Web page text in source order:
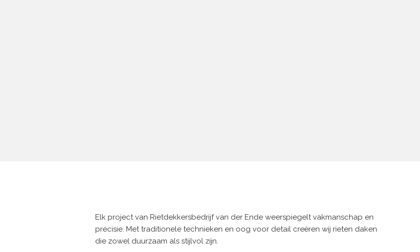
Elk project van Rietdekkersbedrijf van der Ende weerspiegelt vakmanschap en
precisie. Met traditionele technieken en oog voor detail creëren wij rieten daken
die zowel duurzaam als stijlvol zijn.